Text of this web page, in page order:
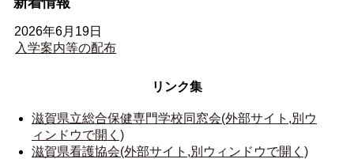
2026年6月19日
入学案内等の配布
リンク集
滋賀県立総合保健専門学校同窓会(外部サイト,別ウ
ィンドウで開く)
滋賀県看護協会(外部サイト,別ウィンドウで開く)